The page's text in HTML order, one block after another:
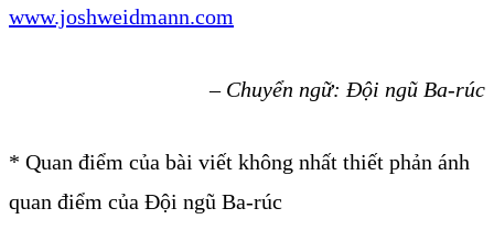
www.joshweidmann.com
– Chuyển ngữ: Đội ngũ Ba-rúc
* Quan điểm của bài viết không nhất thiết phản ánh
quan điểm của Đội ngũ Ba-rúc